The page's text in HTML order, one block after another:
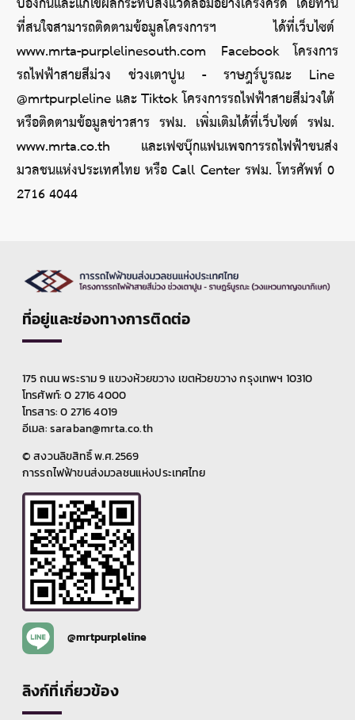
ที่สนใจสามารถติดตามข้อมูลโครงการฯ ได้ที่เว็บไซต์
www.mrta-purplelinesouth.com Facebook โครงการ
รถไฟฟ้าสายสีม่วง ช่วงเตาปูน - ราษฎร์บูรณะ Line
@mrtpurpleline และ Tiktok โครงการรถไฟฟ้าสายสีม่วงใต้
หรือติดตามข้อมูลข่าวสาร รฟม. เพิ่มเติมได้ที่เว็บไซต์ รฟม.
www.mrta.co.th และเฟซบุ๊กแฟนเพจการรถไฟฟ้าขนส่ง
มวลชนแห่งประเทศไทย หรือ Call Center รฟม. โทรศัพท์ 0
2716 4044
ที่อยู่และช่องทางการติดต่อ
175 ถนน พระราม 9 แขวงห้วยขวาง เขตห้วยขวาง กรุงเทพฯ 10310
โทรศัพท์: 0 2716 4000
โทรสาร: 0 2716 4019
อีเมล: saraban@mrta.co.th
© สงวนลิขสิทธิ์ พ.ศ.2569
การรถไฟฟ้าขนส่งมวลชนแห่งประเทศไทย
@mrtpurpleline
ลิงก์ที่เกี่ยวข้อง